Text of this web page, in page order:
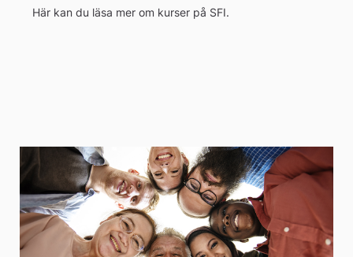
Här kan du läsa mer om kurser på SFI.